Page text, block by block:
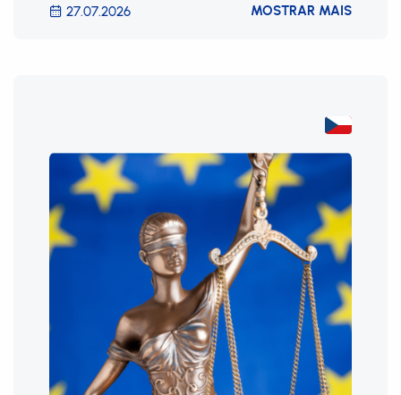
27.07.2026 MOSTRAR MAIS